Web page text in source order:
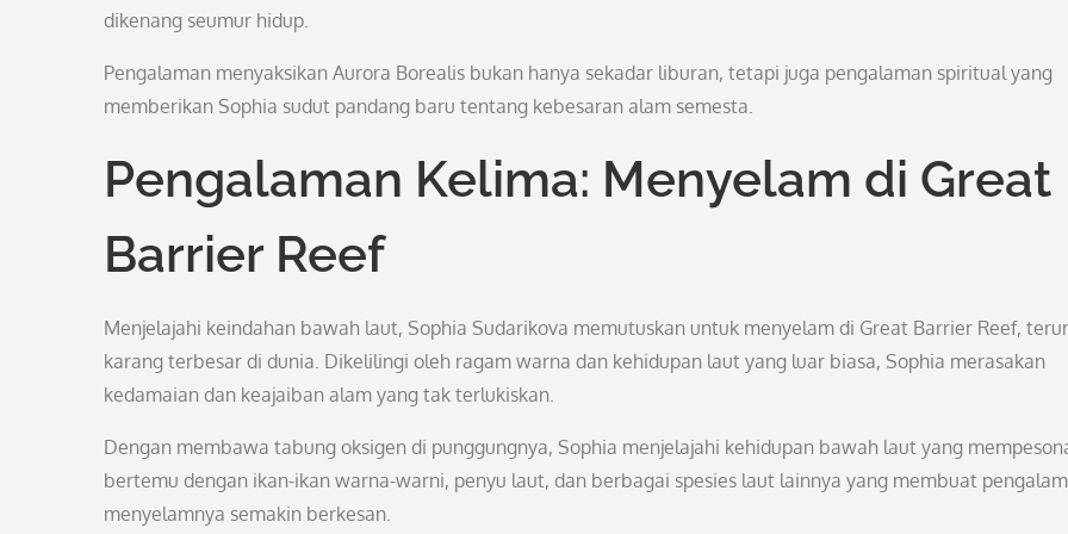
dikenang seumur hidup.
Pengalaman menyaksikan Aurora Borealis bukan hanya sekadar liburan, tetapi juga pengalaman spiritual yang
memberikan Sophia sudut pandang baru tentang kebesaran alam semesta.
Pengalaman Kelima: Menyelam di Great
Barrier Reef
Menjelajahi keindahan bawah laut, Sophia Sudarikova memutuskan untuk menyelam di Great Barrier Reef,
karang terbesar di dunia. Dikelilingi oleh ragam warna dan kehidupan laut yang luar biasa, Sophia merasakan
kedamaian dan keajaiban alam yang tak terlukiskan.
Dengan membawa tabung oksigen di punggungnya, Sophia menjelajahi kehidupan bawah laut yang
bertemu dengan ikan-ikan warna-warni, penyu laut, dan berbagai spesies laut lainnya yang membuat
menyelamnya semakin berkesan.